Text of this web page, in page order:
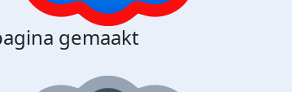
gemaakt